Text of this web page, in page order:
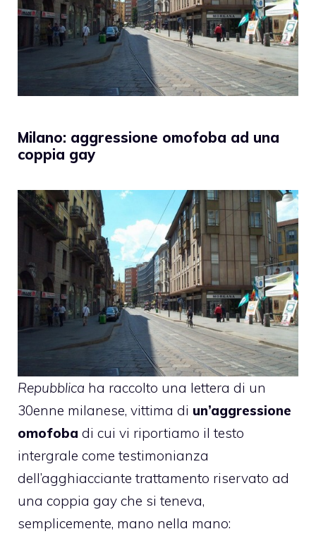
Milano: aggressione omofoba ad una
coppia gay
Repubblica ha raccolto una lettera di un
30enne milanese, vittima di un’aggressione
omofoba di cui vi riportiamo il testo
intergrale come testimonianza
dell’agghiacciante trattamento riservato ad
una coppia gay che si teneva,
semplicemente, mano nella mano: